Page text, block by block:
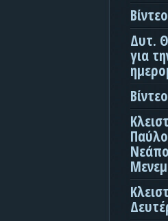
Δυτ.
για